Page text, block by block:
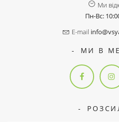
Ми
Пн-Вс:
E-mail
МИ В